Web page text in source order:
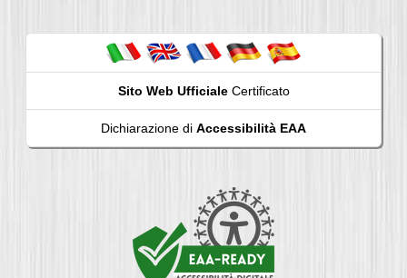
Sito Web UfficialeCertificato
Dichiarazione di Accessibilità EAA